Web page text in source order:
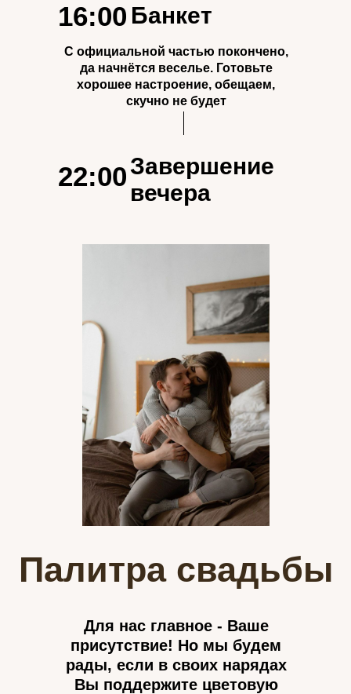
С официальной частью покончено,
да начнётся веселье. Готовьте
хорошее настроение, обещаем,
скучно не будет
22:00Завершение
вечера
Банкет
16:00
Для нас главное - Ваше
присутствие! Но мы будем
рады, если в своих нарядах
Вы поддержите цветовую
Палитра свадьбы